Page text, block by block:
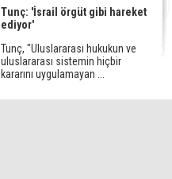
Tunç: 'İsrail örgüt gibi hareket
ediyor'
Tunç, "Uluslararası hukukun ve
uluslararası sistemin hiçbir
kararını uygulamayan ...